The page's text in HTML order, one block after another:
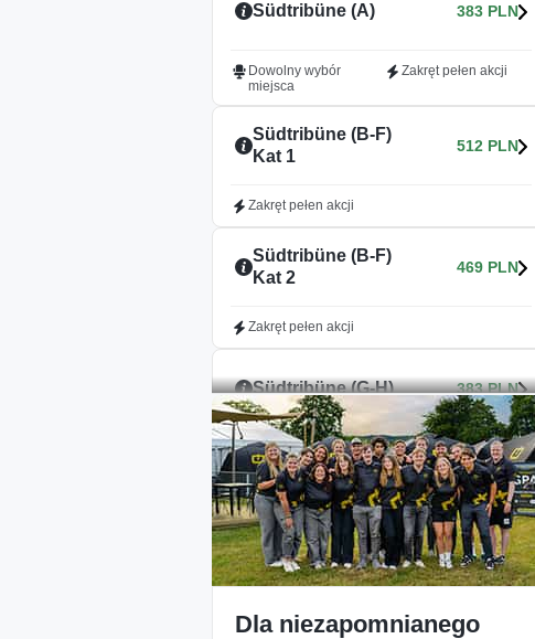
Südtribüne (A) 383 PLN
Dowolny wybór
miejsca
Zakręt pełen akcji
Südtribüne (B-F)
Kat 1
512 PLN
Zakręt pełen akcji
Südtribüne (B-F)
Kat 2
469 PLN
Zakręt pełen akcji
Südtribüne (G-H) 383 PLN
Nasza wskazówka dotycząca ceny
Dowolny wybór
miejsca
Świetny widok na
linię startu/mety
Brak w Magazynie
Brak w
Dla niezapomnianego